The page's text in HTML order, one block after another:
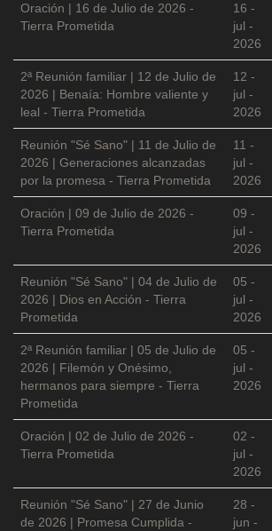
Oración | 16 de Julio de 2026 -
Tierra Prometida
16 -
jul -
2026
2ª Reunión familiar | 12 de Julio de
2026 | Benaía: Hombre valiente y
leal - Tierra Prometida
12 -
jul -
2026
Reunión "Sé Sano" | 11 de Julio de
2026 | Generaciones alcanzadas
por la promesa - Tierra Prometida
11 -
jul -
2026
Oración | 09 de Julio de 2026 -
Tierra Prometida
09 -
jul -
2026
Reunión "Sé Sano" | 04 de Julio de
2026 | Dios en Acción - Tierra
Prometida
05 -
jul -
2026
2ª Reunión familiar | 05 de Julio de
2026 | Filemón y Onésimo,
hermanos para siempre - Tierra
Prometida
05 -
jul -
2026
Oración | 02 de Julio de 2026 -
Tierra Prometida
02 -
jul -
2026
Reunión "Sé Sano" | 27 de Junio
de 2026 | Promesa Cumplida -
28 -
jun -